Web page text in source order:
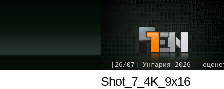
[26/07] Унгария 2026 -
Shot_7_4K_9x16